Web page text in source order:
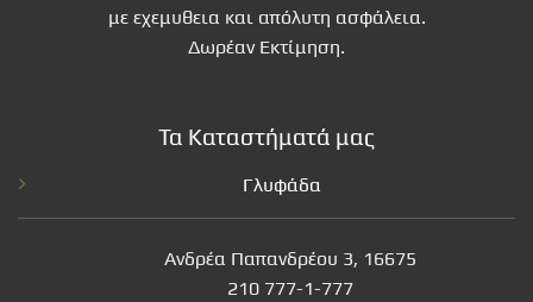
με εχεμυθεια και απόλυτη ασφάλεια.
Δωρέαν Εκτίμηση.
Τα Καταστήματά μας
Γλυφάδα
Ανδρέα Παπανδρέου 3, 16675
210 777-1-777